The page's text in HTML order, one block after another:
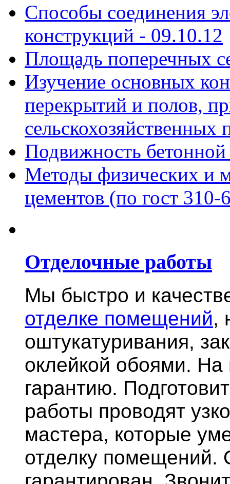
Способы соединения
конструкций - 09.10.12
Площадь поперечных
Изучение основных
перекрытий и полов,
сельскохозяйственных
Подвижность
Методы физических и
цементов (по гост
Отделочные работы
Мы быстро и
отделке помещений,
оштукатуривания,
оклейкой обоями.
гарантию.
работы проводят
мастера, которые
отделку помещений.